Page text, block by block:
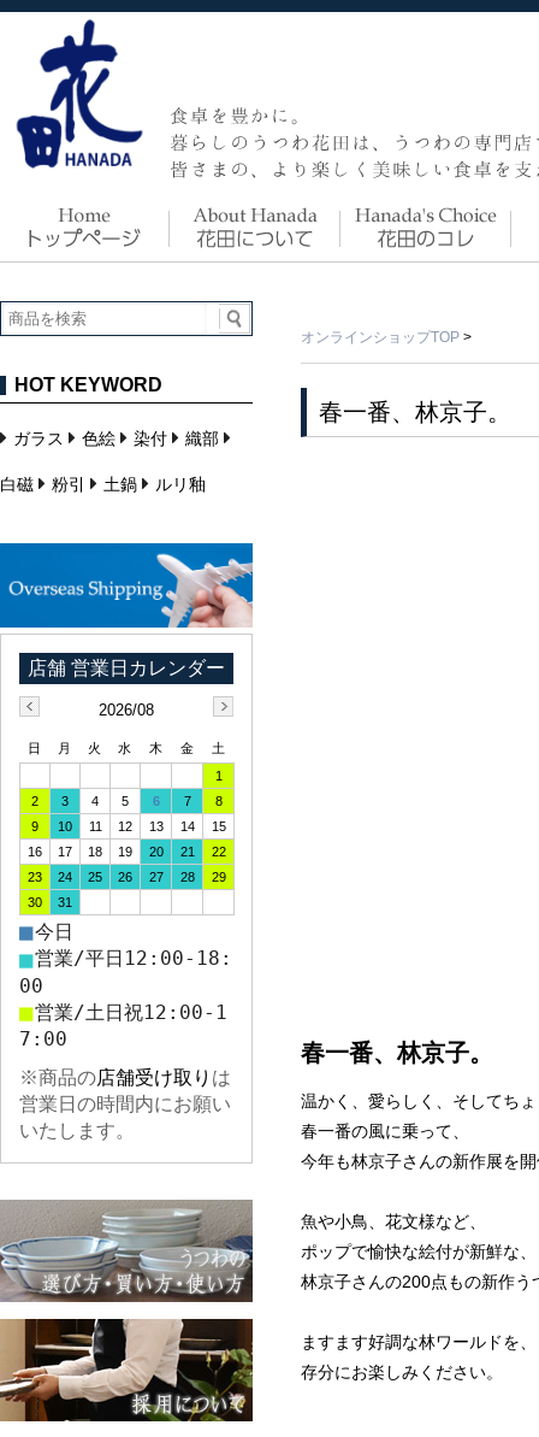
オンラインショップTOP >
春一番、林京子。
春一番、林京子。
温かく、愛らしく、そしてち
春一番の風に乗って、
今年も林京子さんの新作展を
魚や小鳥、花文様など、
ポップで愉快な絵付が新鮮な、
林京子さんの200点もの新作う
ますます好調な林ワールドを、
存分にお楽しみください。
HOT KEYWORD
ガラス 色絵 染付 織部
白磁 粉引 土鍋 ルリ釉
2026/08
日 月 火 水 木 金
土
1
2
3 4 5 6 7
8
9
10 11 12 13 14
15
16
17 18 19 20 21
22
23
24 25 26 27 28
29
30
31
■今日
■営業/平日12:00-18:
00
■営業/土日祝12:00-1
7:00
※商品の店舗受け取り は
営業日の時間内にお願い
いたします。